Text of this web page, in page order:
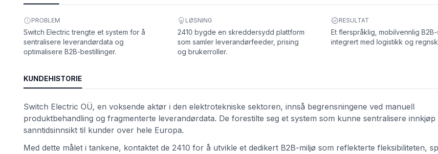
PROBLEM
Switch Electric trengte et system for å
sentralisere leverandørdata og
optimalisere B2B-bestillinger.
LØSNING
2410 bygde en skreddersydd plattform
som samler leverandørfeeder, prising
og brukerroller.
RESULTAT
Et flerspråklig, mobilvennlig
integrert med logistikk og
KUNDEHISTORIE
Switch Electric OÜ, en voksende aktør i den elektrotekniske sektoren, innså begrensningene ved manuell
produktbehandling og fragmenterte leverandørdata. De forestilte seg et system som kunne sentralisere
sanntidsinnsikt til kunder over hele Europa.
Med dette målet i tankene, kontaktet de 2410 for å utvikle et dedikert B2B-miljø som reflekterte fleksibiliteten,